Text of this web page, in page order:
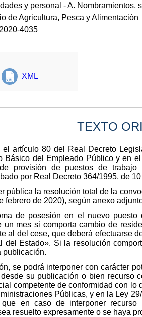
y personal - A. Nombramientos,
de Agricultura, Pesca y Alimentación
4035
XML
TEXTO
artículo 80 del Real Decreto
Básico del Empleado Público y en
provisión de puestos de
por Real Decreto 364/1995, de
pública la resolución total de la
febrero de 2020), según anexo
de posesión en el nuevo
un mes si comporta cambio de
al del cese, que deberá efectuarse
del Estado». Si la resolución
publicación.
se podrá interponer con carácter
su publicación o bien recurso
competente de conformidad con
Públicas, y en la Ley
que en caso de interponer
resuelto expresamente o se haya